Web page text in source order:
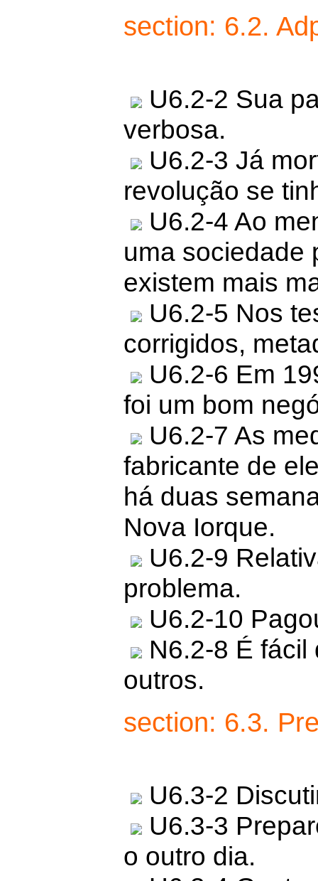
section: 6.2.
U6.2-2 Sua
verbosa.
U6.2-3 Já
revolução se
U6.2-4 Ao
uma sociedade
existem mais
U6.2-5 Nos
corrigidos,
U6.2-6 Em
foi um bom
U6.2-7 As
fabricante de
há duas
Nova Iorque.
U6.2-9
problema.
U6.2-10
N6.2-8 É
outros.
section: 6.3.
U6.3-2
U6.3-3
o outro dia.